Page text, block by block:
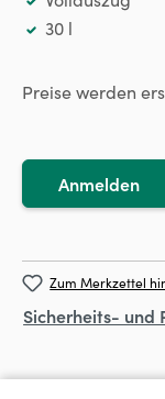
30 l
Preise werden
Anmelden
Zum Merkzettel
Sicherheits- und